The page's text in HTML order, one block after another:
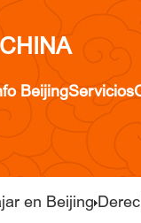
BeijingServicios
en Beijing